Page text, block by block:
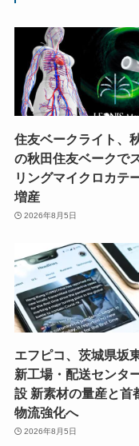
住友ベークライト、
の秋田住友ベークで
リングマイクロカテ
増産
2026年8月5日
エフピコ、茨城県坂
新工場・配送センタ
設 新素材の量産と首
物流強化へ
2026年8月5日